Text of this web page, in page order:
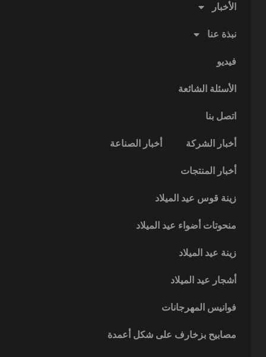
الأخبار
نبذة عنا
فيديو
الأسئلة الشائعة
اتصل بنا
أخبار الشركة أخبار الصناعة
أخبار المنتجات
زينة قوس عيد الميلاد
منحوتات أضواء عيد الميلاد
زينة عيد الميلاد
أشجار عيد الميلاد
فوانيس المهرجانات
مصابيح بزخارف على شكل أعمدة